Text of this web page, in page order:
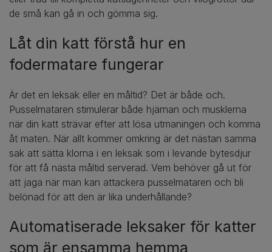
de små kan gå in och gömma sig.
Låt din katt förstå hur en
fodermatare fungerar
Är det en leksak eller en måltid? Det är både och.
Pusselmataren stimulerar både hjärnan och musklerna
när din katt strävar efter att lösa utmaningen och komma
åt maten. När allt kommer omkring är det nästan samma
sak att sätta klorna i en leksak som i levande bytesdjur
för att få nästa måltid serverad. Vem behöver gå ut för
att jaga när man kan attackera pusselmataren och bli
belönad för att den är lika underhållande?
Automatiserade leksaker för katter
som är ensamma hemma